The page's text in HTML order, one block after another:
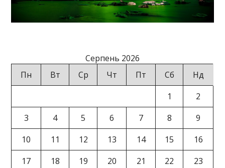
Серпень 2026
Пн
Вт Ср Чт Пт Сб
Нд
1
2
3
4 5 6 7 8
9
10
11 12 13 14 15
16
17
18 19 20 21 22
23